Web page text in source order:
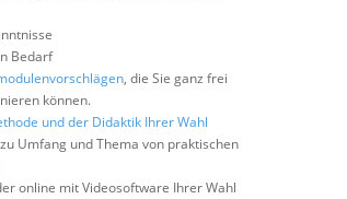
Bedarf
, die Sie ganz frei
können.
und der Didaktik Ihrer Wahl
Umfang und Thema von praktischen
online mit Videosoftware Ihrer Wahl